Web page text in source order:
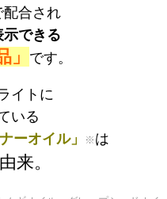
配合され
できる
」 です。
イトに
いる
ーオイル」
※ は
来。